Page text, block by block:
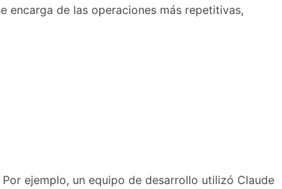
encarga de las operaciones más repetitivas,
ejemplo, un equipo de desarrollo utilizó Claude